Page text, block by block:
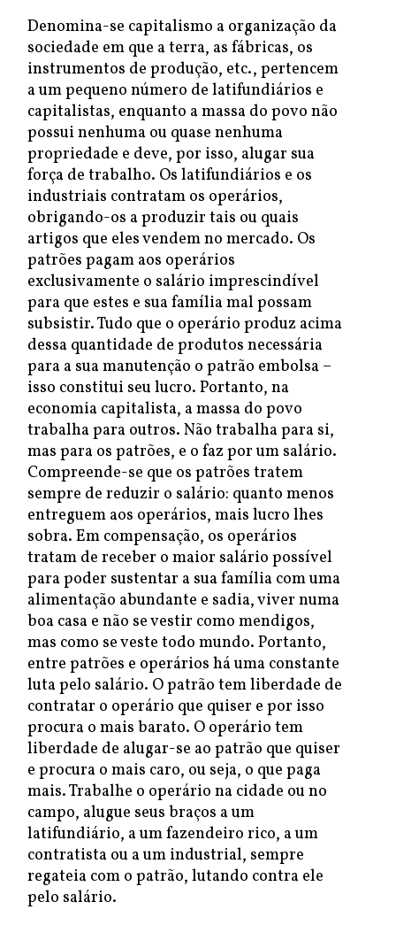
Denomina-se capitalismo a organização da
sociedade em que a terra, as fábricas, os
instrumentos de produção, etc., pertencem
a um pequeno número de latifundiários e
capitalistas, enquanto a massa do povo não
possui nenhuma ou quase nenhuma
propriedade e deve, por isso, alugar sua
força de trabalho. Os latifundiários e os
industriais contratam os operários,
obrigando-os a produzir tais ou quais
artigos que eles vendem no mercado. Os
patrões pagam aos operários
exclusivamente o salário imprescindível
para que estes e sua família mal possam
subsistir. Tudo que o operário produz acima
dessa quantidade de produtos necessária
para a sua manutenção o patrão embolsa –
isso constitui seu lucro. Portanto, na
economia capitalista, a massa do povo
trabalha para outros. Não trabalha para si,
mas para os patrões, e o faz por um salário.
Compreende-se que os patrões tratem
sempre de reduzir o salário: quanto menos
entreguem aos operários, mais lucro lhes
sobra. Em compensação, os operários
tratam de receber o maior salário possível
para poder sustentar a sua família com uma
alimentação abundante e sadia, viver numa
boa casa e não se vestir como mendigos,
mas como se veste todo mundo. Portanto,
entre patrões e operários há uma constante
luta pelo salário. O patrão tem liberdade de
contratar o operário que quiser e por isso
procura o mais barato. O operário tem
liberdade de alugar-se ao patrão que quiser
e procura o mais caro, ou seja, o que paga
mais. Trabalhe o operário na cidade ou no
campo, alugue seus braços a um
latifundiário, a um fazendeiro rico, a um
contratista ou a um industrial, sempre
regateia com o patrão, lutando contra ele
pelo salário.